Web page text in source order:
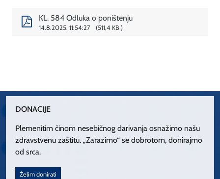
KL. 584 Odluka o poništenju
14.8.2025. 11:54:27 511,4 KB
DONACIJE
Plemenitim činom nesebičnog darivanja osnažimo našu
zdravstvenu zaštitu. „Zarazimo“ se dobrotom, donirajmo
od srca.
Želim donirati